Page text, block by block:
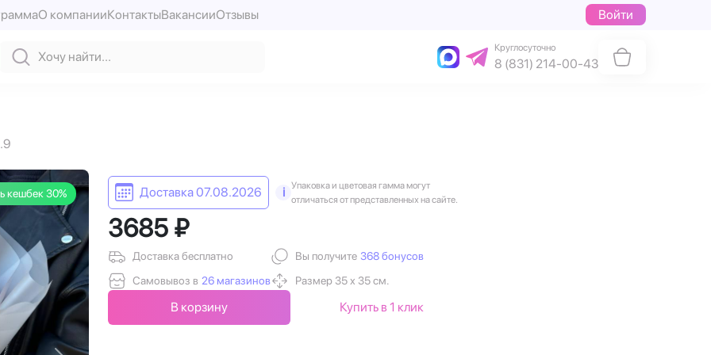
О компанииКонтактыВакансииОтзывы Войти
Круглосуточно
8 (831) 214-00-43
кешбек 30% Доставка 07.08.2026 i
Упаковка и цветовая гамма могут
отличаться от представленных на сайте.
3685 ₽
Доставка бесплатно
Самовывоз в 26 магазинов
Вы получите 368 бонусов
Размер 35 х 35 см.
В корзину Купить в 1 клик